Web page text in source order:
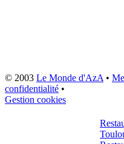
© 2003 Le Monde d'AzA•
confidentialité •
Gestion cookies